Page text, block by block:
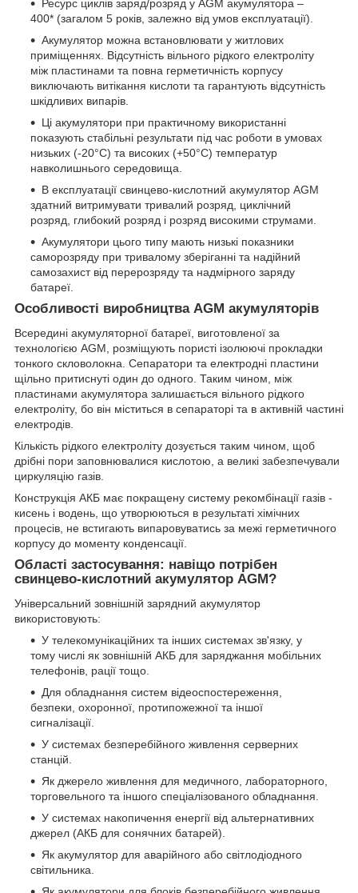
Ресурс циклів заряд/розряд у AGM акумулятора –
400* (загалом 5 років, залежно від умов експлуатації).
Акумулятор можна встановлювати у житлових
приміщеннях. Відсутність вільного рідкого електроліту
між пластинами та повна герметичність корпусу
виключають витікання кислоти та гарантують відсутність
шкідливих випарів.
Ці акумулятори при практичному використанні
показують стабільні результати під час роботи в умовах
низьких (-20°С) та високих (+50°С) температур
навколишнього середовища.
В експлуатації свинцево-кислотний акумулятор AGM
здатний витримувати тривалий розряд, циклічний
розряд, глибокий розряд і розряд високими струмами.
Акумулятори цього типу мають низькі показники
саморозряду при тривалому зберіганні та надійний
самозахист від перерозряду та надмірного заряду
батареї.
Особливості виробництва AGM акумуляторів
Всередині акумуляторної батареї, виготовленої за
технологією AGM, розміщують пористі ізолюючі прокладки
тонкого скловолокна. Сепаратори та електродні пластини
щільно притиснуті один до одного. Таким чином, між
пластинами акумулятора залишається вільного рідкого
електроліту, бо він міститься в сепараторі та в активній частині
електродів.
Кількість рідкого електроліту дозується таким чином, щоб
дрібні пори заповнювалися кислотою, а великі забезпечували
циркуляцію газів.
Конструкція АКБ має покращену систему рекомбінації газів -
кисень і водень, що утворюються в результаті хімічних
процесів, не встигають випаровуватись за межі герметичного
корпусу до моменту конденсації.
Області застосування: навіщо потрібен
свинцево-кислотний акумулятор AGM?
Універсальний зовнішній зарядний акумулятор
використовують:
У телекомунікаційних та інших системах зв'язку, у
тому числі як зовнішній АКБ для заряджання мобільних
телефонів, рації тощо.
Для обладнання систем відеоспостереження,
безпеки, охоронної, протипожежної та іншої
сигналізації.
У системах безперебійного живлення серверних
станцій.
Як джерело живлення для медичного, лабораторного,
торговельного та іншого спеціалізованого обладнання.
У системах накопичення енергії від альтернативних
джерел (АКБ для сонячних батарей).
Як акумулятор для аварійного або світлодіодного
світильника.